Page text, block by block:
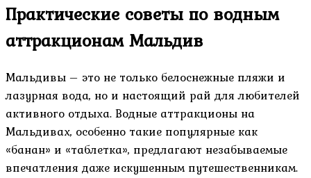
Практические советы по водным
аттракционам Мальдив
Мальдивы – это не только белоснежные пляжи и
лазурная вода, но и настоящий рай для любителей
активного отдыха. Водные аттракционы на
Мальдивах, особенно такие популярные как
«банан» и «таблетка», предлагают незабываемые
впечатления даже искушенным путешественникам.